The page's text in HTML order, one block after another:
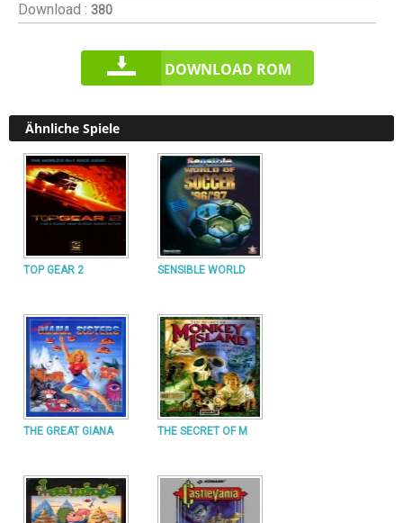
Download : 380
DOWNLOAD ROM
Ähnliche Spiele
TOP GEAR 2 SENSIBLE WORLD
THE GREAT GIANA THE SECRET OF M